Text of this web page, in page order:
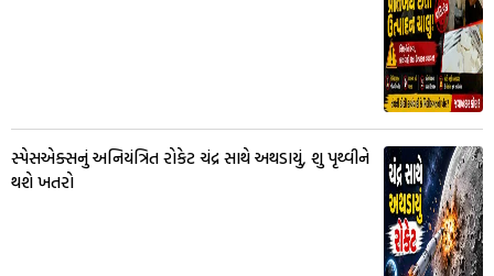
સ્પેસએક્સનું અનિયંત્રિત રોકેટ ચંદ્ર સાથે અથડાયું, શુ પૃથ્વીને
થશે ખતરો